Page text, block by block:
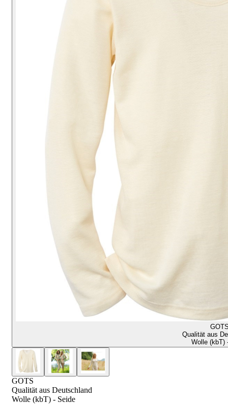
Qualität aus
Wolle (kbT)
GOTS
Qualität aus Deutschland
Wolle (kbT) - Seide